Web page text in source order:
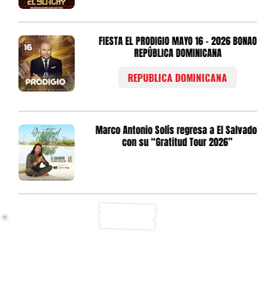
FIESTA EL PRODIGIO MAYO 16 - 2026 BONAO
REPÚBLICA DOMINICANA
REPUBLICA DOMINICANA
Marco Antonio Solís regresa a El Salvador
con su “Gratitud Tour 2026”